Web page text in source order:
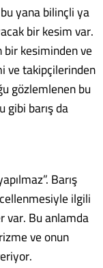
yana bilinçli ya
bir kesim var.
bir kesiminden ve
ve takipçilerinden
gözlemlenen bu
gibi barış da
Barış
ilgili
var. Bu anlamda
ve onun